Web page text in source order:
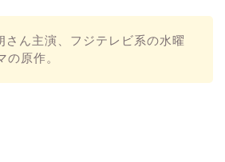
さん主演、フジテレビ系の水曜
の原作。